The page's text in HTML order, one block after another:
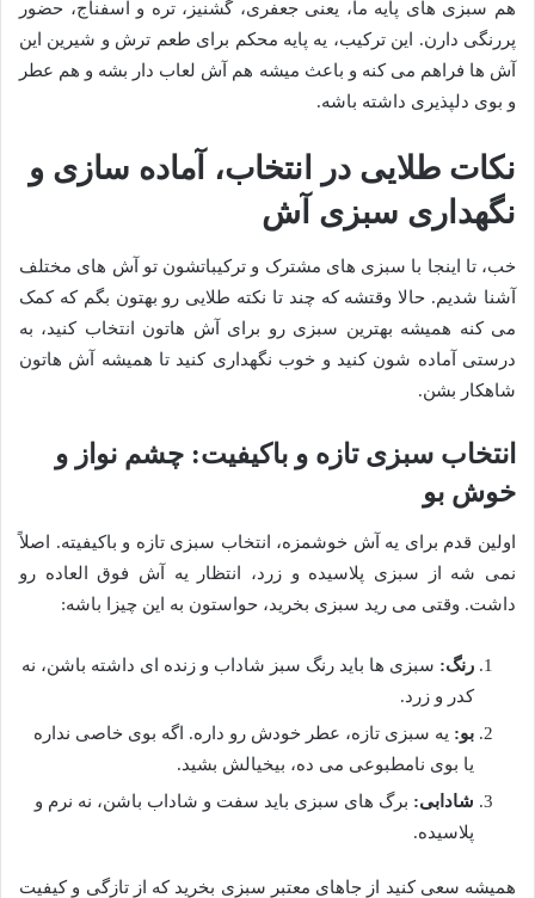
هم سبزی های پایه ما، یعنی جعفری، گشنیز، تره و اسفناج، حضور
پررنگی دارن. این ترکیب، یه پایه محکم برای طعم ترش و شیرین این
آش ها فراهم می کنه و باعث میشه هم آش لعاب دار بشه و هم عطر
و بوی دلپذیری داشته باشه.
نکات طلایی در انتخاب، آماده سازی و
نگهداری سبزی آش
خب، تا اینجا با سبزی های مشترک و ترکیباتشون تو آش های مختلف
آشنا شدیم. حالا وقتشه که چند تا نکته طلایی رو بهتون بگم که کمک
می کنه همیشه بهترین سبزی رو برای آش هاتون انتخاب کنید، به
درستی آماده شون کنید و خوب نگهداری کنید تا همیشه آش هاتون
شاهکار بشن.
انتخاب سبزی تازه و باکیفیت: چشم نواز و
خوش بو
اولین قدم برای یه آش خوشمزه، انتخاب سبزی تازه و باکیفیته. اصلاً
نمی شه از سبزی پلاسیده و زرد، انتظار یه آش فوق العاده رو
داشت. وقتی می رید سبزی بخرید، حواستون به این چیزا باشه:
رنگ: سبزی ها باید رنگ سبز شاداب و زنده ای داشته باشن، نه
کدر و زرد.
بو: یه سبزی تازه، عطر خودش رو داره. اگه بوی خاصی نداره
یا بوی نامطبوعی می ده، بیخیالش بشید.
شادابی: برگ های سبزی باید سفت و شاداب باشن، نه نرم و
پلاسیده.
همیشه سعی کنید از جاهای معتبر سبزی بخرید که از تازگی و کیفیت